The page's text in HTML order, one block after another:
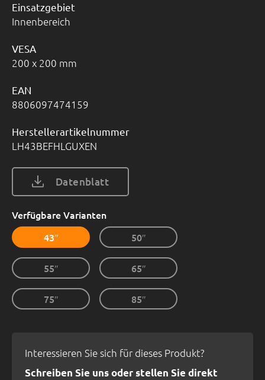
Einsatzgebiet
Innenbereich
VESA
200 x 200 mm
EAN
8806097474159
Herstellerartikelnummer
LH43BEFHLGUXEN
Datenblatt
Verfügbare Varianten
43″
50″
55″ 65″
75″ 85″
Interessieren Sie sich für dieses Produkt?
Schreiben Sie uns oder stellen Sie direkt